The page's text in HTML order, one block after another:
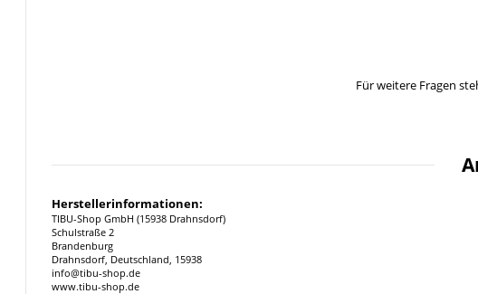
Für weitere Fragen
Herstellerinformationen:
TIBU-Shop GmbH (15938 Drahnsdorf)
Schulstraße 2
Brandenburg
Drahnsdorf, Deutschland, 15938
info@tibu-shop.de
www.tibu-shop.de